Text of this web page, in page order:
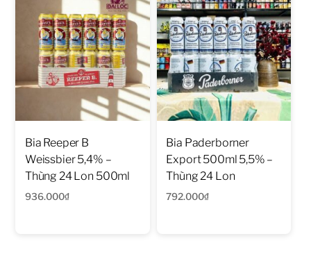
Bia Reeper B
Weissbier 5,4% –
Thùng 24 Lon 500ml
936.000₫
Bia Paderborner
Export 500ml 5,5% –
Thùng 24 Lon
792.000₫